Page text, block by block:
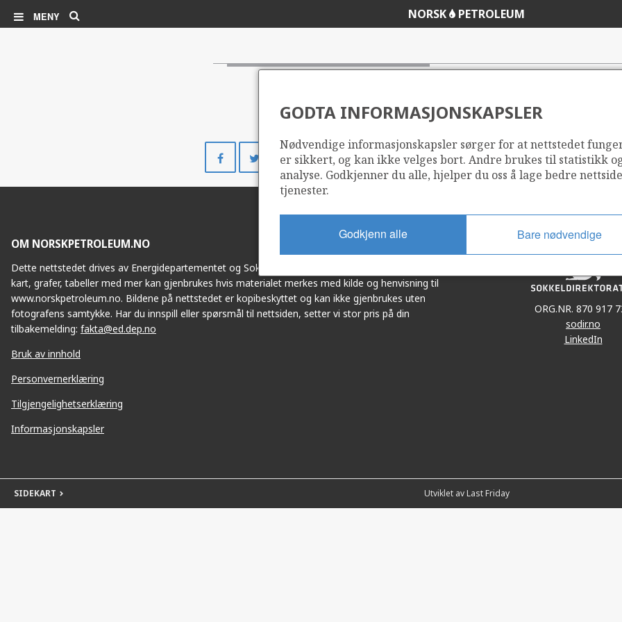
MENY NORSK PETROLEUM
på
Facebook
Del
på
Twitter
Del
på
LinkedIn
Del
i
e-
GODTA INFORMASJONSKAPSLER
Nødvendige informasjonskapsler sørger for at nettstedet
er sikkert, og kan ikke velges bort. Andre brukes til statistikk
analyse. Godkjenner du alle, hjelper du oss å lage bedre
tjenester.
Godkjenn alle Bare nødvendige
OM NORSKPETROLEUM.NO
Dette nettstedet drives av Energidepartementet og Sokkeldirektoratet i samarbeid. Illustrasjoner,
kart, grafer, tabeller med mer kan gjenbrukes hvis materialet merkes med kilde og henvisning til
www.norskpetroleum.no. Bildene på nettstedet er kopibeskyttet og kan ikke gjenbrukes uten
fotografens samtykke. Har du innspill eller spørsmål til nettsiden, setter vi stor pris på din
tilbakemelding: fakta@ed.dep.no
Bruk av innhold
Personvernerklæring
Tilgjengelighetserklæring
Informasjonskapsler
ORG.NR. 870 917
sodir.no
LinkedIn
SIDEKART Utviklet av Last Friday